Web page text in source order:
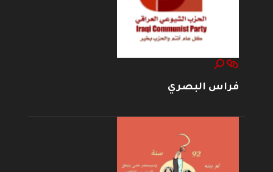
فراس البصري